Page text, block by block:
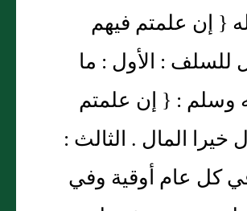
{ إن علمتم فيهم
للسلف : الأول : ما
وسلم : { إن علمتم
المال . الثالث :
كل عام أوقية وفي